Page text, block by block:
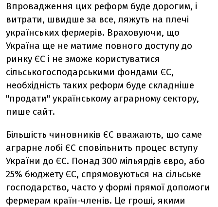
Впровадження цих реформ буде дорогим, і
витрати, швидше за все, ляжуть на плечі
українських фермерів. Враховуючи, що
Україна ще не матиме повного доступу до
ринку ЄС і не зможе користуватися
сільськогосподарськими фондами ЄС,
необхідність таких реформ буде складніше
"продати" українському аграрному сектору,
пише сайт.
Більшість чиновників ЄС вважають, що саме
аграрне лобі ЄС сповільнить процес вступу
України до ЄС. Понад 300 мільярдів євро, або
25% бюджету ЄС, спрямовуються на сільське
господарство, часто у формі прямої допомоги
фермерам країн-членів. Це гроші, якими